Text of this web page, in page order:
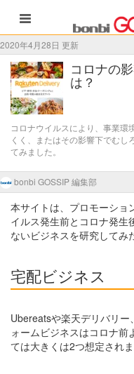
2020年4月28日 更新
コロナの
は？
コロナウイルスにより、事業環
くく、またはその影響下でむし
てみました。
bonbi GOSSIP 編集部
本サイトは、プロモーショ
イルス発生前とコロナ発生
ないビジネスを研究してみ
宅配ビジネス
Ubereatsや楽天デリバリ
ォームビジネスはコロナ前
ては大きくは2つ想定されま